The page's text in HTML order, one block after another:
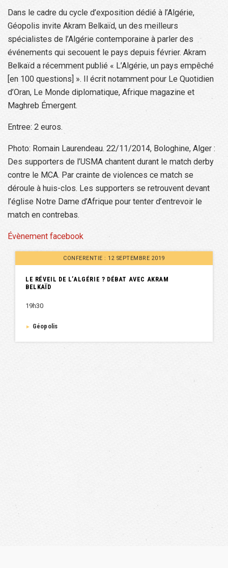
Dans le cadre du cycle d’exposition dédié à l’Algérie,
Géopolis invite Akram Belkaïd, un des meilleurs
spécialistes de l’Algérie contemporaine à parler des
événements qui secouent le pays depuis février. Akram
Belkaïd a récemment publié « L’Algérie, un pays empêché
[en 100 questions] ». Il écrit notamment pour Le Quotidien
d’Oran, Le Monde diplomatique, Afrique magazine et
Maghreb Émergent.
Entree: 2 euros.
Photo: Romain Laurendeau. 22/11/2014, Bologhine, Alger :
Des supporters de l’USMA chantent durant le match derby
contre le MCA. Par crainte de violences ce match se
déroule à huis-clos. Les supporters se retrouvent devant
l’église Notre Dame d’Afrique pour tenter d’entrevoir le
match en contrebas.
Évènement facebook
CONFERENTIE : 12 SEPTEMBRE 2019
LE RÉVEIL DE L’ALGÉRIE ? DÉBAT AVEC AKRAM
BELKAÏD
19h30
► Géopolis